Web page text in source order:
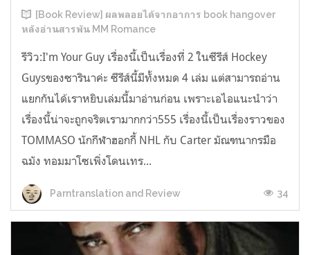
[Book Review] ผลพลอยได้จากอาการ book hangover
หลังอ่านสารพัน MM Romance
รีวิว:I'm Your Guy เรื่องนี้เป็นเรื่องที่ 2 ในซีรีส์ Hockey
Guysของซารินาค่ะ ซีรีส์นี้มีทั้งหมด 4 เล่ม แต่สามารถอ่าน
แยกกันได้เราหยิบเล่มนี้มาอ่านก่อน เพราะเอไอแนะนำว่า
เรื่องนี้น่าจะถูกจริตเรามากกว่า555 เรื่องนี้เป็นเรื่องราวของ
TOMMASO นักกีฬาฮอกกี้ NHL กับ Carter มัณฑนากรมือ
ฉมัง ทอมมาโซเพิ่งโดนเทร...
Parntranslation and Review 34